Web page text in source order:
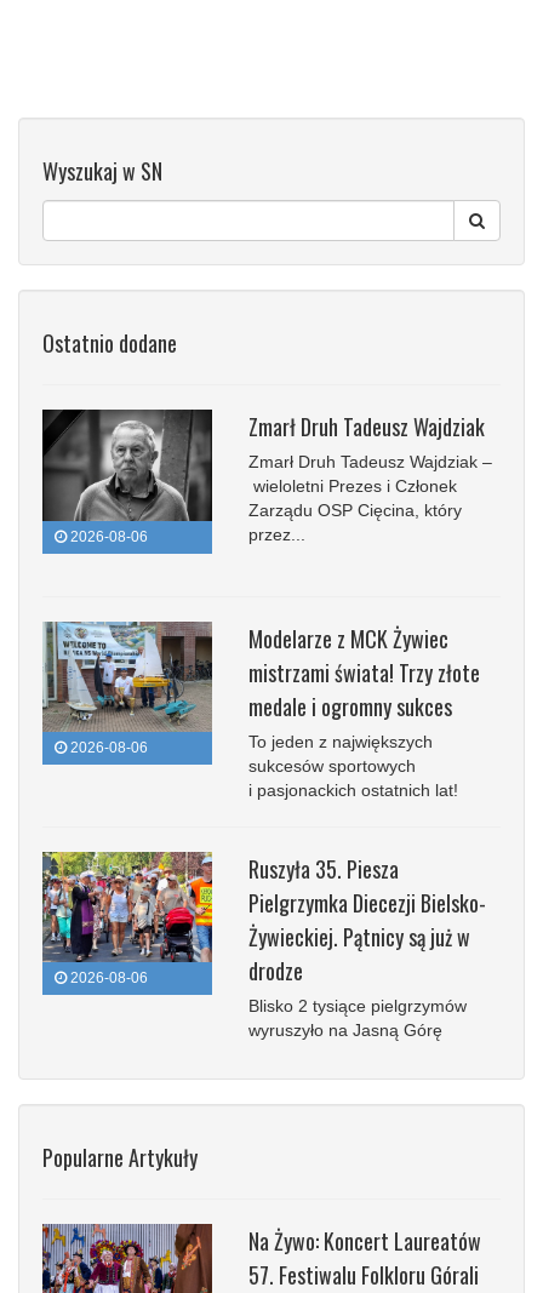
Wyszukaj w SN
Ostatnio dodane
2026-08-06
Zmarł Druh Tadeusz Wajdziak
Zmarł Druh Tadeusz Wajdziak –
wieloletni Prezes i Członek
Zarządu OSP Cięcina, który
przez...
2026-08-06
Modelarze z MCK Żywiec
mistrzami świata! Trzy złote
medale i ogromny sukces
To jeden z największych
sukcesów sportowych
i pasjonackich ostatnich lat!
2026-08-06
Ruszyła 35. Piesza
Pielgrzymka Diecezji Bielsko-
Żywieckiej. Pątnicy są już w
drodze
Blisko 2 tysiące pielgrzymów
wyruszyło na Jasną Górę
Popularne Artykuły
Na Żywo: Koncert Laureatów
57. Festiwalu Folkloru Górali